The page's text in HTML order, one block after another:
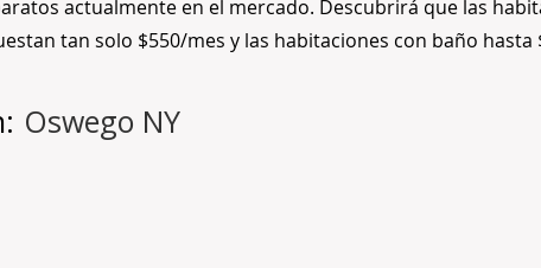
actualmente en el mercado. Descubrirá que las
tan solo $550/mes y las habitaciones con baño hasta
Oswego NY